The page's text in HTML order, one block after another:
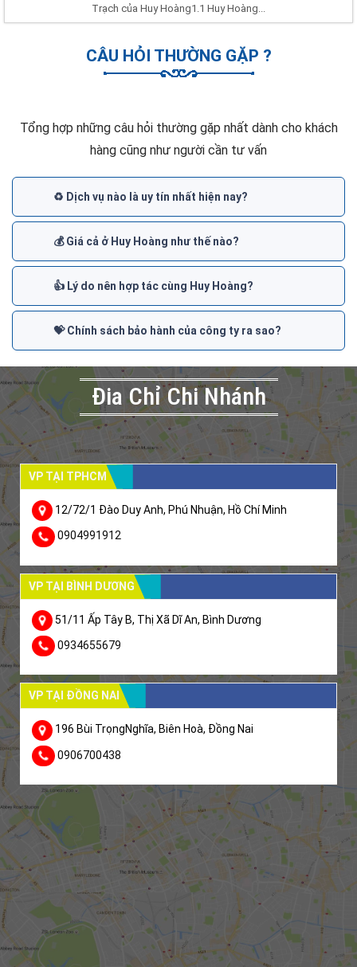
Trạch của Huy Hoàng1.1 Huy Hoàng...
CÂU HỎI THƯỜNG GẶP ?
Tổng hợp những câu hỏi thường gặp nhất dành cho khách
hàng cũng như người cần tư vấn
♻️ Dịch vụ nào là uy tín nhất hiện nay?
💰 Giá cả ở Huy Hoàng như thế nào?
👍 Lý do nên hợp tác cùng Huy Hoàng?
💝 Chính sách bảo hành của công ty ra sao?
Đia Chỉ Chi Nhánh
VP TẠI TPHCM
12/72/1 Đào Duy Anh, Phú Nhuận, Hồ Chí Minh
0904991912
VP TẠI BÌNH DƯƠNG
51/11 Ấp Tây B, Thị Xã Dĩ An, Bình Dương
0934655679
VP TẠI ĐỒNG NAI
196 Bùi TrọngNghĩa, Biên Hoà, Đồng Nai
0906700438